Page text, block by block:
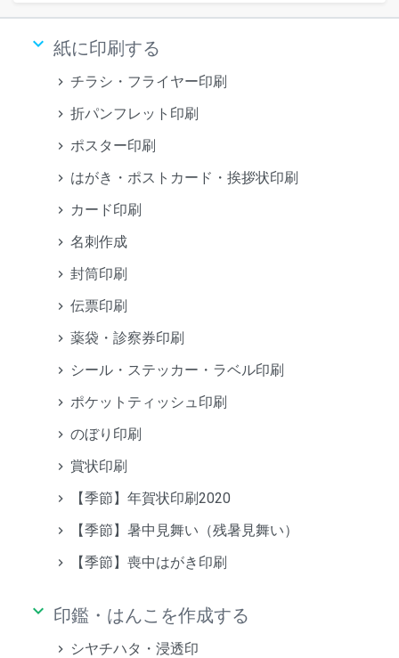
keyboard_arrow_down 紙に印刷する
チラシ・フライヤー印刷
折パンフレット印刷
ポスター印刷
はがき・ポストカード・挨拶状印刷
カード印刷
名刺作成
封筒印刷
伝票印刷
薬袋・診察券印刷
シール・ステッカー・ラベル印刷
ポケットティッシュ印刷
のぼり印刷
賞状印刷
【季節】年賀状印刷2020
【季節】暑中見舞い（残暑見舞い）
【季節】喪中はがき印刷
keyboard_arrow_down 印鑑・はんこを作成する
シヤチハタ・浸透印